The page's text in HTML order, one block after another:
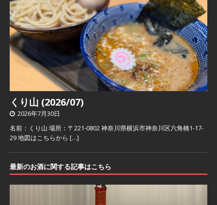
くり山 (2026/07)
2026年7月30日
名前：くり山 場所：〒221-0802 神奈川県横浜市神奈川区六角橋1-17-
29 地図はこちらから […]
最新のお酒に関する記事はこちら